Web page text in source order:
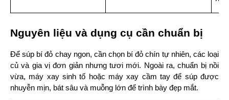
Nguyên liệu và dụng cụ cần chuẩn bị
Để súp bí đỏ chay ngon, cần chọn bí đỏ chín tự nhiên, các loại
củ và gia vị đơn giản nhưng tươi mới. Ngoài ra, chuẩn bị nồi
vừa, máy xay sinh tố hoặc máy xay cầm tay để súp được
nhuyễn mịn, bát sâu và muỗng lớn để trình bày đẹp mắt.